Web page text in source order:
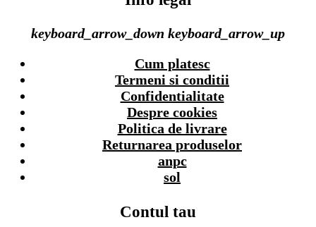
keyboard_arrow_down keyboard_arrow_up
Cum platesc
Termeni si conditii
Confidentialitate
Despre cookies
Politica de livrare
Returnarea produselor
anpc
sol
Contul tau